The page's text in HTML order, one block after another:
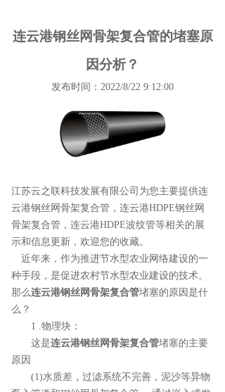
连云港钢丝网骨架复合管的堵塞原
因分析？
发布时间：2022/8/22 9:12:00
江苏云之联科技发展有限公司为您主要提供连
云港钢丝网骨架复合管 ，连云港HDPE钢丝网
骨架复合管，连云港HDPE波纹管等相关的展
示和信息更新，欢迎您的收藏。
近年来，作为推进节水型农业网络建设的一
种手段，是促进农村节水型农业建设的技术。
那么连云港钢丝网骨架复合管堵塞的原因是什
么？
1 .物理块：
这是连云港钢丝网骨架复合管堵塞的主要
原因
(1)水质差，过滤系统不完善，泥沙等异物